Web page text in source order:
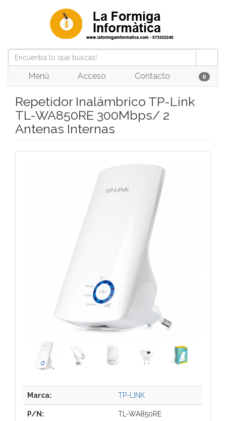
Menú Acceso Contacto 0
Repetidor Inalámbrico TP-Link
TL-WA850RE 300Mbps/ 2
Antenas Internas
Marca: TP-LINK
P/N: TL-WA850RE